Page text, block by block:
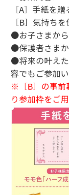
［A］手紙を
［B］気持ち
●お子さまから
●保護者さまか
●将来の叶え
容でもご参加い
※［B］の事前
り参加枠をご